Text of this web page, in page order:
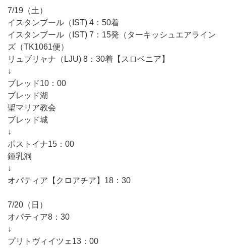
7/19（土）
イスタンブール（IST) 4：50着
イスタンブール（IST) 7：15発（ターキッシュエアライン
ズ（TK1061便）
リュブリャナ（LJU) 8：30着【スロベニア】
↓
ブレッド10：00
ブレッド湖
聖マリア教会
ブレッド城
↓
ポストイナ15：00
鍾乳洞
↓
オパティア【クロアチア】18：30
7/20（日）
オパティア8：30
↓
プリトヴィイツェ13：00